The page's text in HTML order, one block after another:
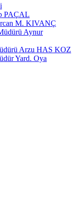
PAÇAL
M. KIVANÇ
Aynur
Arzu HAS KOZ
Yard. Oya